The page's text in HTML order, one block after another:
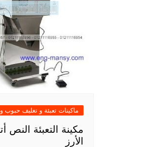
ماكينات تعبئة و تغليف حبوب
مكينة التعبئة النص
الأرز